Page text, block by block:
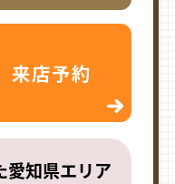
来店予約
愛知県エリア